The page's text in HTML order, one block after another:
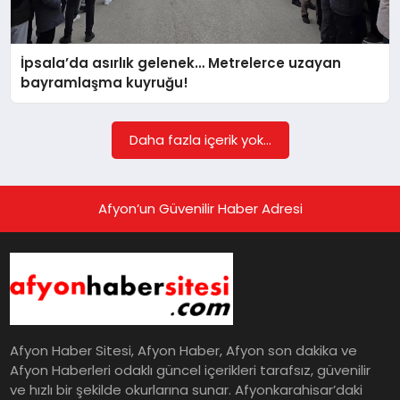
EKONOMI
İpsala’da asırlık gelenek… Metrelerce uzayan
bayramlaşma kuyruğu!
Daha fazla içerik yok...
Afyon’un Güvenilir Haber Adresi
Afyon Haber Sitesi, Afyon Haber, Afyon son dakika ve
Afyon Haberleri odaklı güncel içerikleri tarafsız, güvenilir
ve hızlı bir şekilde okurlarına sunar. Afyonkarahisar’daki